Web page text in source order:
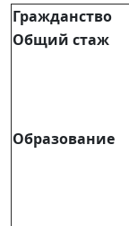
Гражданство
Общий стаж
Образование